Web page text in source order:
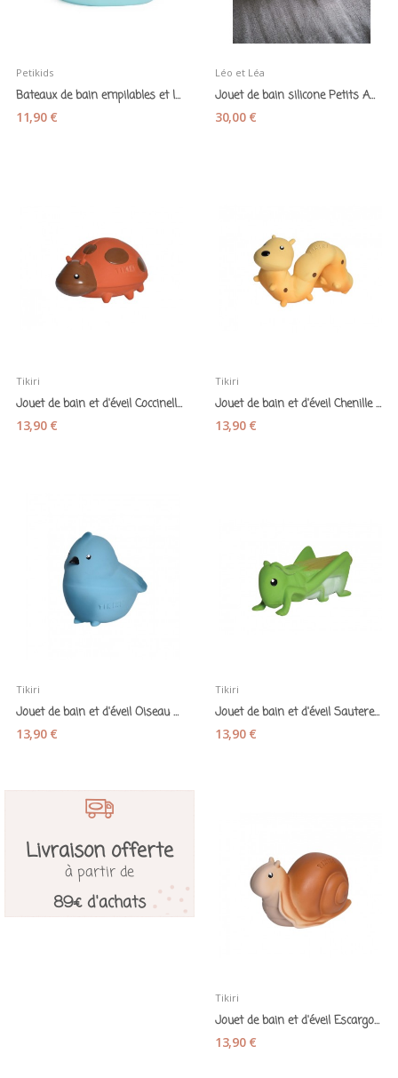
Petikids
Bateaux de bain empilables et leur capitaine en...
11,90 €
Léo et Léa
Jouet de bain silicone Petits Animaux tons...
30,00 €
Tikiri
Jouet de bain et d'éveil Coccinelle caoutchouc...
13,90 €
Tikiri
Jouet de bain et d'éveil Chenille caoutchouc...
13,90 €
Tikiri
Jouet de bain et d'éveil Oiseau caoutchouc...
13,90 €
Tikiri
Jouet de bain et d'éveil Sauterelle caoutchouc...
13,90 €
Livraison offerte
à partir de
89€ d'achats
Tikiri
Jouet de bain et d'éveil Escargot caoutchouc...
13,90 €